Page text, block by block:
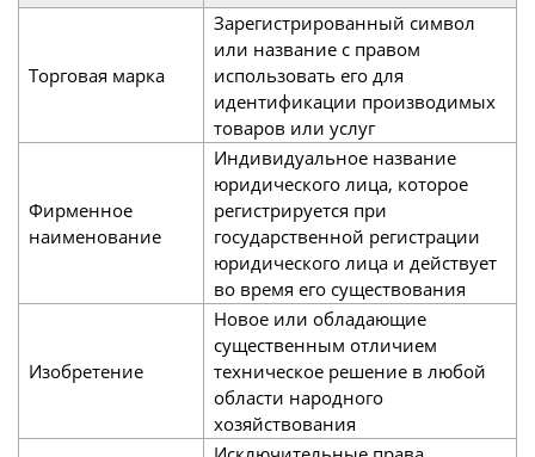
Торговая марка
Зарегистрированный символ
или название с правом
использовать его для
идентификации производимых
товаров или услуг
Фирменное
наименование
Индивидуальное название
юридического лица, которое
регистрируется при
государственной регистрации
юридического лица и действует
во время его существования
Изобретение
Новое или обладающие
существенным отличием
техническое решение в любой
области народного
хозяйствования